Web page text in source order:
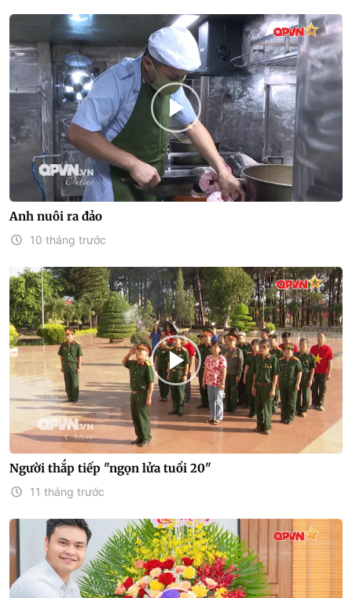
Anh nuôi ra đảo
10 tháng trước
Người thắp tiếp "ngọn lửa tuổi 20"
11 tháng trước